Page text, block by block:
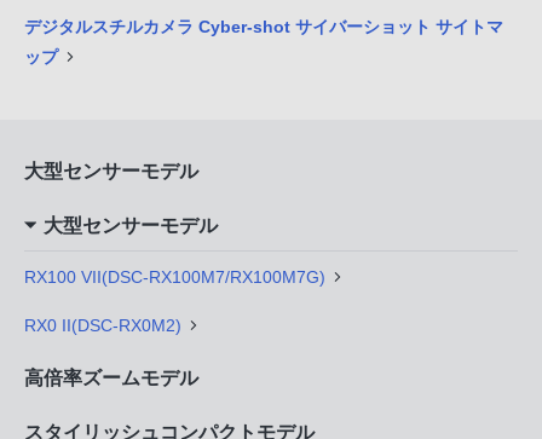
デジタルスチルカメラ Cyber-shot サイバーショット サイトマ
ップ
大型センサーモデル
大型センサーモデル
RX100 VII(DSC-RX100M7/RX100M7G)
RX0 II(DSC-RX0M2)
高倍率ズームモデル
スタイリッシュコンパクトモデル